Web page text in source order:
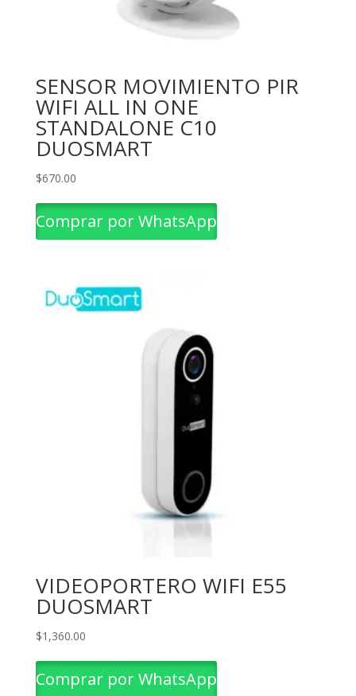
SENSOR MOVIMIENTO PIR
WIFI ALL IN ONE
STANDALONE C10
DUOSMART
$670.00
Comprar por WhatsApp
VIDEOPORTERO WIFI E55
DUOSMART
$1,360.00
Comprar por WhatsApp